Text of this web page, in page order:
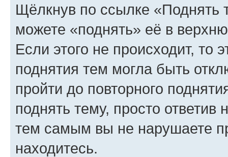
Щёлкнув по ссылке «Поднять
можете «поднять» её в
Если этого не происходит, то
поднятия тем могла быть
пройти до повторного
поднять тему, просто ответив
тем самым вы не нарушаете
находитесь.